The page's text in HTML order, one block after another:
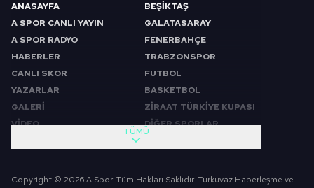
ANASAYFA
A SPOR CANLI YAYIN
A SPOR RADYO
HABERLER
CANLI SKOR
YAZARLAR
GALERİ
VİDEO
BEŞİKTAŞ
GALATASARAY
FENERBAHÇE
TRABZONSPOR
FUTBOL
BASKETBOL
ZİRAAT TÜRKİYE KUPASI
DİĞER SPORLAR
SABAH SPORU
FUTBOL
TÜMÜ
Copyright © 2026 A Spor. Tüm Hakları Saklıdır. Turkuvaz Haberleşme ve